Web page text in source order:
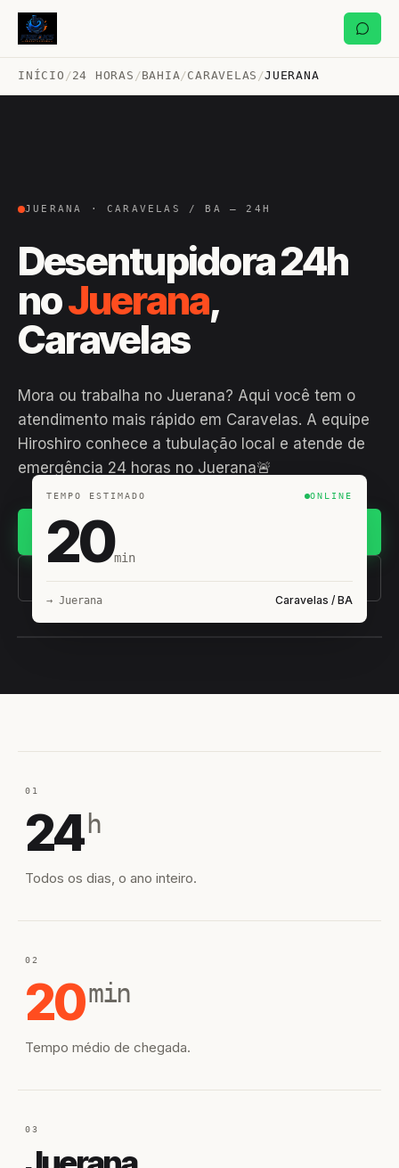
INÍCIO /24 HORAS /BAHIA/CARAVELAS /JUERANA
JUERANA · CARAVELAS / BA — 24H
Desentupidora 24h
noJuerana,
Caravelas
Mora ou trabalha no Juerana? Aqui você tem o
atendimento mais rápido em Caravelas. A equipe
Hiroshiro conhece a tubulação local e atende de
emergência 24 horas no Juerana🚨
(11) 93407-8838
TEMPO ESTIMADO ONLINE
20min
→ Juerana Caravelas / BA
01
24 h
Todos os dias, o ano inteiro.
02
20min
Tempo médio de chegada.
03